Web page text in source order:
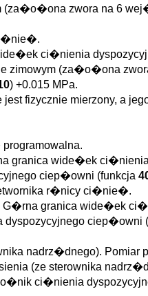
(za�o�ona zwora na 6
ci�nienia
zimowym (za�o�ona
) +0.015 MPa.
fizycznie mierzony, a
granica wide�ek
ciep�owni (funkcja
r�nicy ci�nie�.
granica wide�ek
ciep�owni
nadrz�dnego). Pomiar
(ze sterownika
ci�nienia